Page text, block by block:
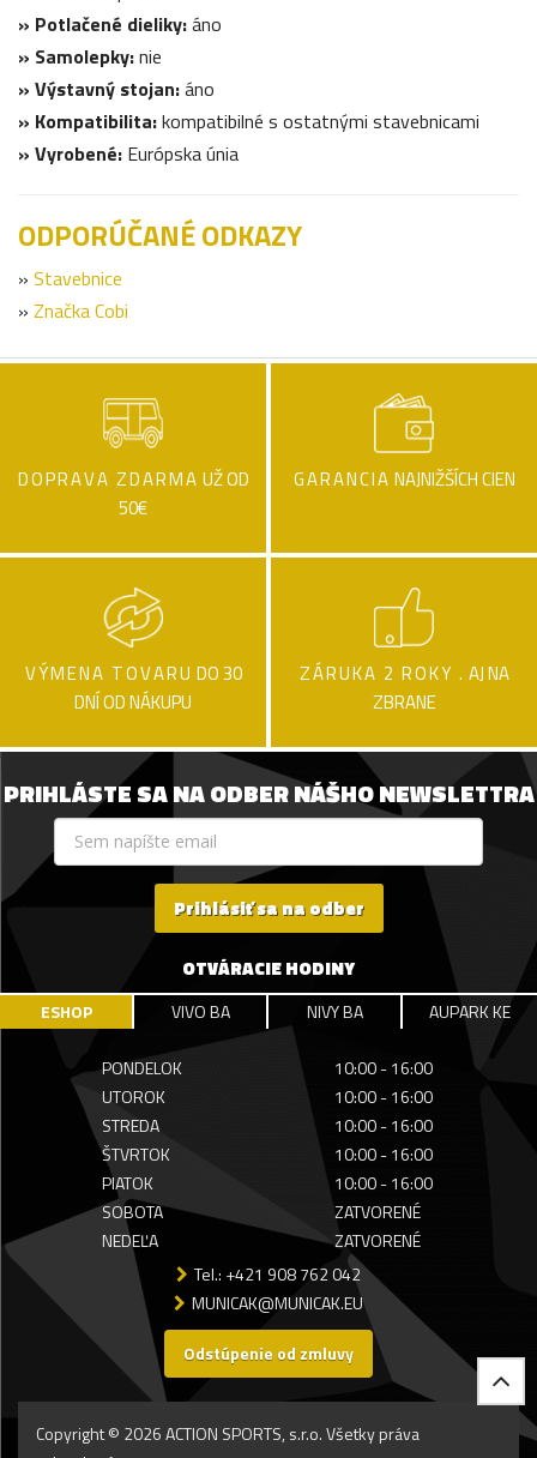
» Potlačené dieliky:áno
» Samolepky:nie
» Výstavný stojan:áno
» Kompatibilita:kompatibilné s ostatnými stavebnicami
» Vyrobené: Európska únia
ODPORÚČANÉ ODKAZY
» Stavebnice
» Značka Cobi
DOPRAVA ZDARMA UŽ OD
50€
GARANCIA NAJNIŽŠÍCH CIEN
VÝMENA TOVARU DO 30
DNÍ OD NÁKUPU
ZÁRUKA 2 ROKY . AJ NA
ZBRANE
PRIHLÁSTE SA NA ODBER NÁŠHO NEWSLETTRA
Prihlásiť sa na odber
OTVÁRACIE HODINY
ESHOP VIVO BA NIVY BA AUPARK KE
PONDELOK
10:00 - 16:00
UTOROK
10:00 - 16:00
STREDA
10:00 - 16:00
ŠTVRTOK
10:00 - 16:00
PIATOK
10:00 - 16:00
SOBOTA
ZATVORENÉ
NEDEĽA
ZATVORENÉ
Tel.: +421 908 762 042
MUNICAK@MUNICAK.EU
Odstúpenie od zmluvy
Copyright © 2026 ACTION SPORTS, s.r.o. Všetky práva